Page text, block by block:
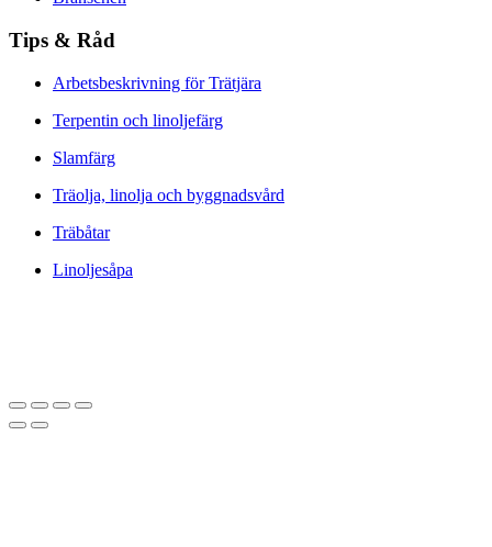
Tips & Råd
Arbetsbeskrivning för Trätjära
Terpentin och linoljefärg
Slamfärg
Träolja, linolja och byggnadsvård
Träbåtar
Linoljesåpa